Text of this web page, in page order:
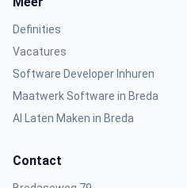
Definities
Vacatures
Software Developer Inhuren
Maatwerk Software in Breda
AI Laten Maken in Breda
Contact